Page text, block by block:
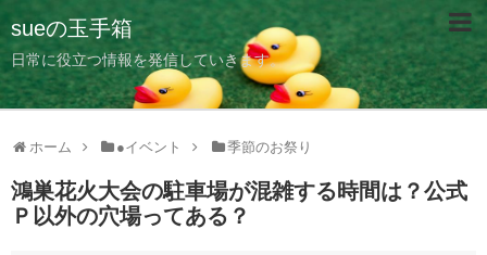
sueの玉手箱
日常に役立つ情報を発信していきます。
ホーム ●イベント 季節のお祭り
鴻巣花火大会の駐車場が混雑する時間は？公式
Ｐ以外の穴場ってある？